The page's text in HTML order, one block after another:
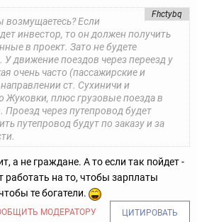
Fhctybq
Если
инвестор, то он должен получить
в проект. Зато не будете
У движение поездов через переезд у
очень часто (пассажирские и
ст. Сухиничи и
Жуковки, плюс грузовые поезда в
через путепровод будет
путепровод будут по заказу и за
а не граждане. А то если так пойдет -
работать на то, чтобы зарплаты
те богатели.
МОДЕРАТОРУ ЦИТИРОВАТЬ